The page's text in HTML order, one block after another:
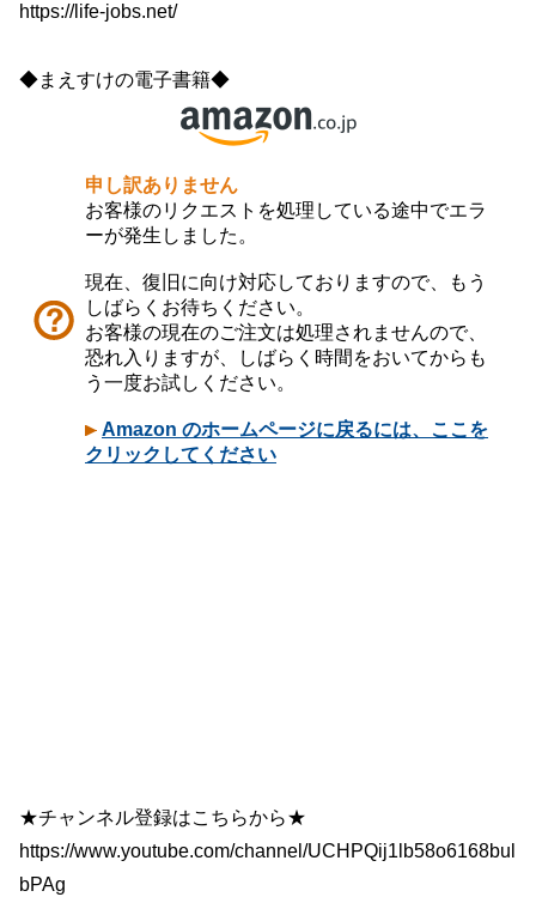
https://life-jobs.net/
◆まえすけの電子書籍◆
★チャンネル登録はこちらから★
https://www.youtube.com/channel/UCHPQij1lb58o6168bul
bPAg